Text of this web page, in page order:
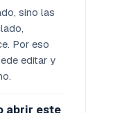
sino las
Por eso
editar y
abrir este